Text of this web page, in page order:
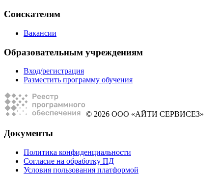
Соискателям
Вакансии
Образовательным учреждениям
Вход/регистрация
Разместить программу обучения
© 2026 ООО «АЙТИ СЕРВИСЕЗ»
Документы
Политика конфиденциальности
Согласие на обработку ПД
Условия пользования платформой